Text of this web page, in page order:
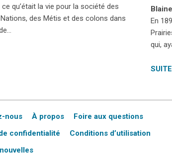
ce qu’était la vie pour la société des
des Métis et des colons dans
En
qui,
SUITE
nous À propos
Foire aux questions
confidentialité
Conditions d’utilisation